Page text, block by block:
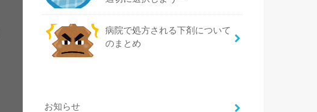
病院で処方される下剤について
のまとめ
お知らせ